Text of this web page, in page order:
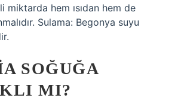
miktarda hem ısıdan hem de
Sulama: Begonya suyu
SOĞUĞA
MI?